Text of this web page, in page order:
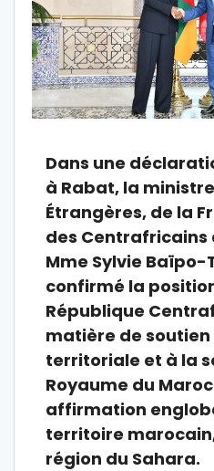
Dans une
à Rabat, la
Étrangères, de la
des Centrafricains
Mme Sylvie Baïpo-
confirmé la
République
matière de soutien
territoriale et à la
Royaume du
affirmation
territoire
région du Sahara.